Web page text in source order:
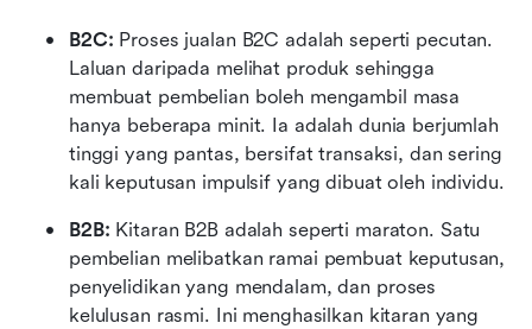
B2C: Proses jualan B2C adalah seperti pecutan.
Laluan daripada melihat produk sehingga
membuat pembelian boleh mengambil masa
hanya beberapa minit. Ia adalah dunia berjumlah
tinggi yang pantas, bersifat transaksi, dan sering
kali keputusan impulsif yang dibuat oleh individu.
B2B: Kitaran B2B adalah seperti maraton. Satu
pembelian melibatkan ramai pembuat keputusan,
penyelidikan yang mendalam, dan proses
kelulusan rasmi. Ini menghasilkan kitaran yang